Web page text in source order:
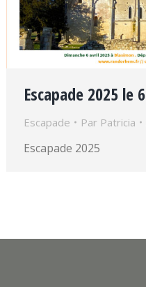
Escapade 2025 le
Escapade Par Patricia
Escapade 2025